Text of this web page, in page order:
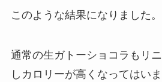
このような結果になりました。
通常の生ガトーショコラもリ
しカロリーが高くなってはい